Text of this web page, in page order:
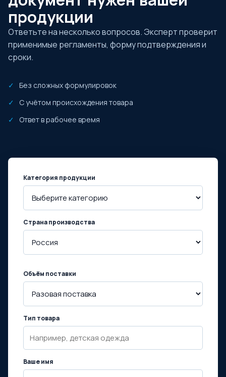
продукции
Ответьте на несколько вопросов. Эксперт проверит
применимые регламенты, форму подтверждения и
сроки.
Без сложных формулировок
С учётом происхождения товара
Ответ в рабочее время
Категория продукции
Страна производства
Объём поставки
Тип товара
Ваше имя